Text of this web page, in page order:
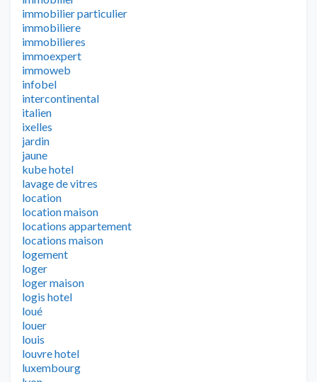
immobilier particulier
immobiliere
immobilieres
immoexpert
immoweb
infobel
intercontinental
italien
ixelles
jardin
jaune
kube hotel
lavage de vitres
location
location maison
locations appartement
locations maison
logement
loger
loger maison
logis hotel
loué
louer
louis
louvre hotel
luxembourg